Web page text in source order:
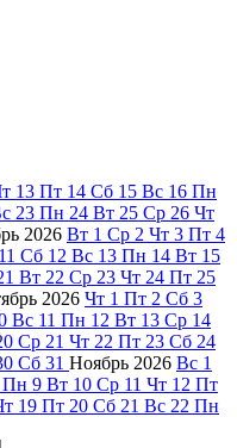
13 Пт 14 Сб 15 Вс 16 Пн
23 Пн 24 Вт 25 Ср 26 Чт
2026 Вт 1 Ср 2 Чт 3 Пт 4
11 Сб 12 Вс 13 Пн 14 Вт 15
Вт 22 Ср 23 Чт 24 Пт 25
2026 Чт 1 Пт 2 Сб 3
Вс 11 Пн 12 Вт 13 Ср 14
Ср 21 Чт 22 Пт 23 Сб 24
Сб 31 Ноябрь 2026 Вс 1
Пн 9 Вт 10 Ср 11 Чт 12 Пт
19 Пт 20 Сб 21 Вс 22 Пн